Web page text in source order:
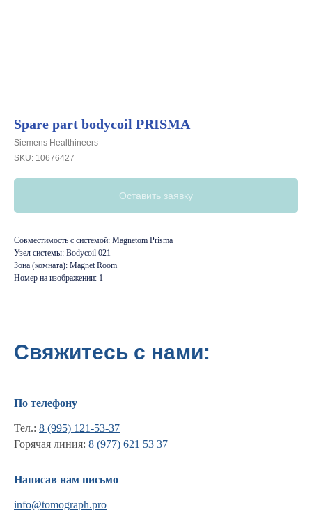
Spare part bodycoil PRISMA
Siemens Healthineers
SKU: 10676427
Оставить заявку
Совместимость с системой: Magnetom Prisma
Узел системы: Bodycoil 021
Зона (комната): Magnet Room
Номер на изображении: 1
Свяжитесь с нами:
По телефону
Тел.: 8 (995) 121-53-37
Горячая линия: 8 (977) 621 53 37
Написав нам письмо
info@tomograph.pro
Информация
Новости и статьи